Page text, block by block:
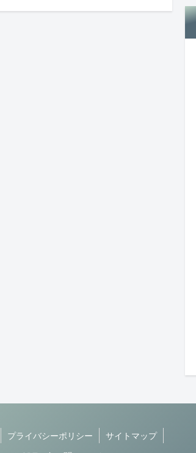
プライバシーポリシー
サイトマップ